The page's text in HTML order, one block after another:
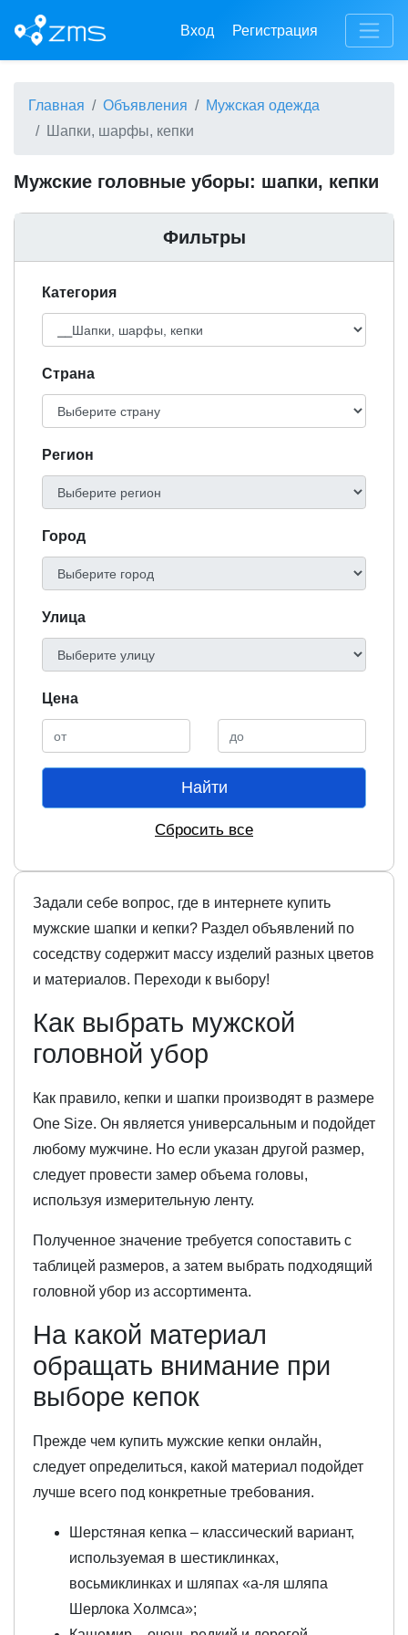
Вход Регистрация
Главная Объявления
Мужская одежда
Шапки, шарфы, кепки
Мужские головные уборы: шапки, кепки
Фильтры
Категория
Cтрана
Регион
Город
Улица
Цена
Найти
Сбросить все
Задали себе вопрос, где в интернете купить
мужские шапки и кепки? Раздел объявлений по
соседству содержит массу изделий разных цветов
и материалов. Переходи к выбору!
Как выбрать мужской
головной убор
Как правило, кепки и шапки производят в размере
One Size. Он является универсальным и подойдет
любому мужчине. Но если указан другой размер,
следует провести замер объема головы,
используя измерительную ленту.
Полученное значение требуется сопоставить с
таблицей размеров, а затем выбрать подходящий
головной убор из ассортимента.
На какой материал
обращать внимание при
выборе кепок
Прежде чем купить мужские кепки онлайн,
следует определиться, какой материал подойдет
лучше всего под конкретные требования.
Шерстяная кепка – классический вариант,
используемая в шестиклинках,
восьмиклинках и шляпах «а-ля шляпа
Шерлока Холмса»;